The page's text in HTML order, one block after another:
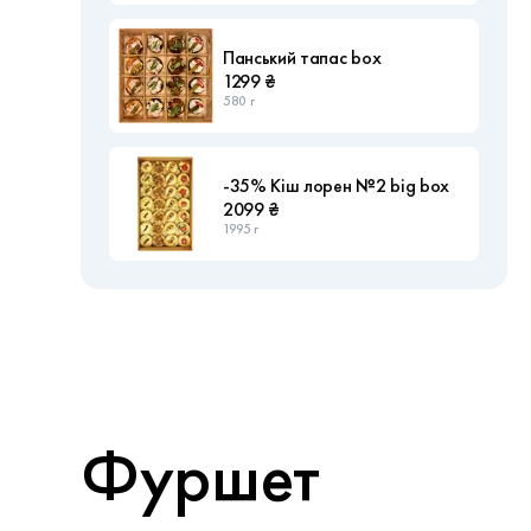
Панський тапас box
1299 ₴
580 г
-35% Кіш лорен №2 big box
2099 ₴
1995 г
Фуршет